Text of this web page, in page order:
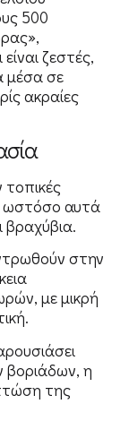
500
ζεστές,
μέσα σε
ακραίες
ωστόσο αυτά
βραχύβια.
στην
με μικρή
βοριάδων, η
της